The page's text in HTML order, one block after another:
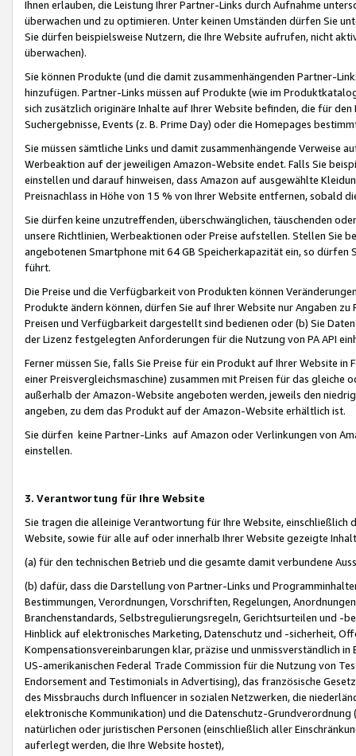
Ihnen erlauben, die Leistung Ihrer Partner-Links durch Aufnahme
überwachen und zu optimieren. Unter keinen Umständen dürfen Sie
Sie dürfen beispielsweise Nutzern, die Ihre Website aufrufen, nicht
überwachen).
Sie können Produkte (und die damit zusammenhängenden Partner-
hinzufügen. Partner-Links müssen auf Produkte (wie im
sich zusätzlich originäre Inhalte auf Ihrer Website befinden, die für
Suchergebnisse, Events (z. B. Prime Day) oder die Homepages
Sie müssen sämtliche Links und damit zusammenhängende
Werbeaktion auf der jeweiligen Amazon-Website endet. Falls Sie
einstellen und darauf hinweisen, dass Amazon auf ausgewählte
Preisnachlass in Höhe von 15 % von Ihrer Website entfernen, sobald
Sie dürfen keine unzutreffenden, überschwänglichen, täuschenden
unsere Richtlinien, Werbeaktionen oder Preise aufstellen. Stellen Sie
angebotenen Smartphone mit 64 GB Speicherkapazität ein, so dürfen
führt.
Die Preise und die Verfügbarkeit von Produkten können
Produkte ändern können, dürfen Sie auf Ihrer Website nur Angaben
Preisen und Verfügbarkeit dargestellt sind bedienen oder (b) Sie
der Lizenz festgelegten Anforderungen für die Nutzung von PA API
Ferner müssen Sie, falls Sie Preise für ein Produkt auf Ihrer Website
einer Preisvergleichsmaschine) zusammen mit Preisen für das
außerhalb der Amazon-Website angeboten werden, jeweils den
angeben, zu dem das Produkt auf der Amazon-Website erhältlich ist.
Sie dürfen keine Partner-Links auf Amazon oder Verlinkungen von
einstellen.
3. Verantwortung für Ihre Website
Sie tragen die alleinige Verantwortung für Ihre Website,
Website, sowie für alle auf oder innerhalb Ihrer Website gezeigte
(a) für den technischen Betrieb und die gesamte damit verbundene
(b) dafür, dass die Darstellung von Partner-Links und
Bestimmungen, Verordnungen, Vorschriften, Regelungen,
Branchenstandards, Selbstregulierungsregeln, Gerichtsurteilen und -
Hinblick auf elektronisches Marketing, Datenschutz und -sicherheit,
Kompensationsvereinbarungen klar, präzise und unmissverständlich
US-amerikanischen Federal Trade Commission für die Nutzung von
Endorsement and Testimonials in Advertising), das französische
des Missbrauchs durch Influencer in sozialen Netzwerken, die
elektronische Kommunikation) und die Datenschutz-
natürlichen oder juristischen Personen (einschließlich aller
auferlegt werden, die Ihre Website hostet),